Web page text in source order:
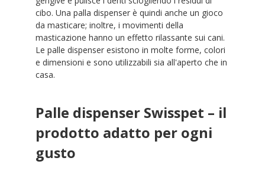
cibo. Una palla dispenser è quindi anche un gioco
da masticare; inoltre, i movimenti della
masticazione hanno un effetto rilassante sui cani.
Le palle dispenser esistono in molte forme, colori
e dimensioni e sono utilizzabili sia all'aperto che in
casa.
Palle dispenser Swisspet – il
prodotto adatto per ogni
gusto